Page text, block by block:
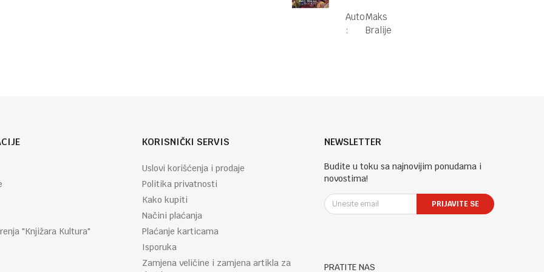
trka
Autor
:
Maks
Bralije
"Knjižara Kultura"
KORISNIČKI SERVIS
Uslovi korišćenja i prodaje
Politika privatnosti
Kako kupiti
Načini plaćanja
Plaćanje karticama
Isporuka
Zamjena veličine i zamjena artikla za
NEWSLETTER
Budite u toku sa najnovijim ponudama i
novostima!
PRIJAVITE SE
PRATITE NAS